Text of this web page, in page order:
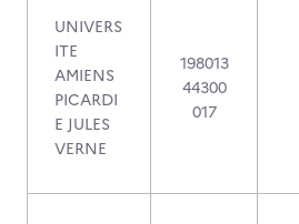
UNIVERS
ITE
AMIENS
PICARDI
E JULES
VERNE
198013
44300
017